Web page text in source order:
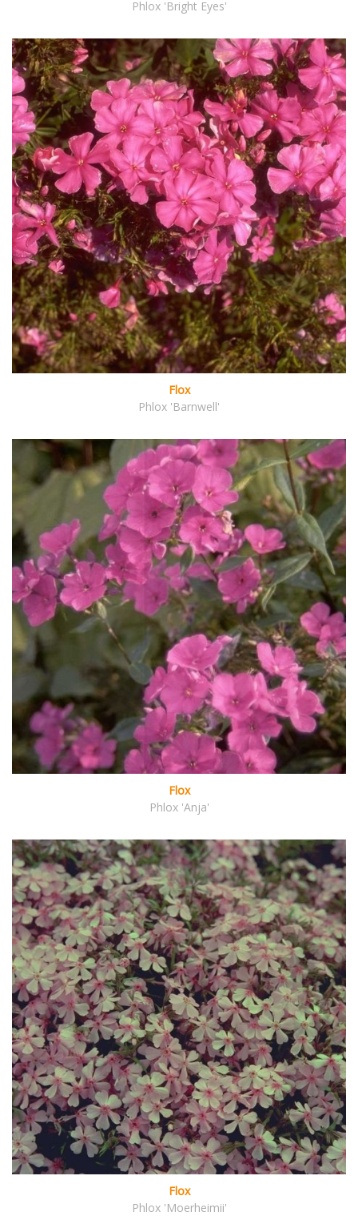
Phlox 'Bright Eyes'
Flox
Phlox 'Barnwell'
Flox
Phlox 'Anja'
Flox
Phlox 'Moerheimii'